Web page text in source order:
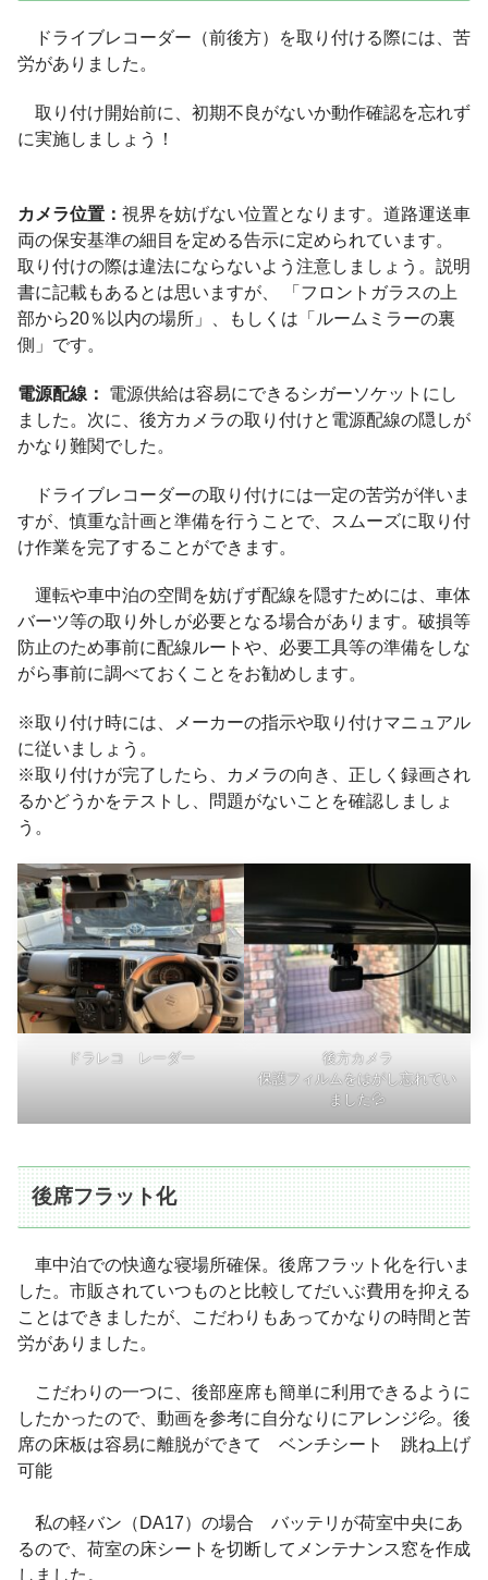
ドライブレコーダー（前後方）を取り付ける際には、苦
労がありました。
取り付け開始前に、初期不良がないか動作確認を忘れず
に実施しましょう！
カメラ位置： 視界を妨げない位置となります。道路運送車
両の保安基準の細目を定める告示に定められています。
取り付けの際は違法にならないよう注意しましょう。説明
書に記載もあるとは思いますが、 「フロントガラスの上
部から20％以内の場所」、もしくは「ルームミラーの裏
側」です。
電源配線： 電源供給は容易にできるシガーソケットにし
ました。次に、後方カメラの取り付けと電源配線の隠しが
かなり難関でした。
ドライブレコーダーの取り付けには一定の苦労が伴いま
すが、慎重な計画と準備を行うことで、スムーズに取り付
け作業を完了することができます。
運転や車中泊の空間を妨げず配線を隠すためには、車体
バーツ等の取り外しが必要となる場合があります。破損等
防止のため事前に配線ルートや、必要工具等の準備をしな
がら事前に調べておくことをお勧めします。
※取り付け時には、メーカーの指示や取り付けマニュアル
に従いましょう。
※取り付けが完了したら、カメラの向き、正しく録画され
るかどうかをテストし、問題がないことを確認しましょ
う。
ドラレコ レーダー
後方カメラ
保護フィルムをはがし忘れてい
ました💦
後席フラット化
車中泊での快適な寝場所確保。後席フラット化を行いま
した。市販されていつものと比較してだいぶ費用を抑える
ことはできましたが、こだわりもあってかなりの時間と苦
労がありました。
こだわりの一つに、後部座席も簡単に利用できるように
したかったので、動画を参考に自分なりにアレンジ💦。後
席の床板は容易に離脱ができて ベンチシート 跳ね上げ
可能
私の軽バン（DA17）の場合 バッテリが荷室中央にあ
るので、荷室の床シートを切断してメンテナンス窓を作成
しました。